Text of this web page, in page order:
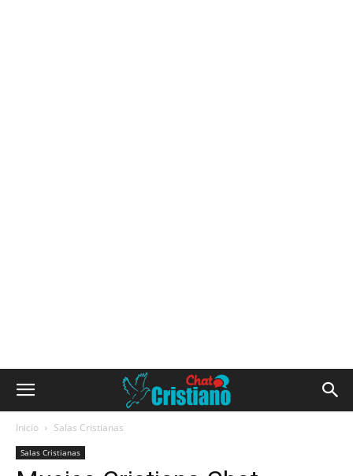
Inicio Salas Cristianas
Salas Cristianas